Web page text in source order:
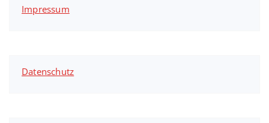
Impressum
Datenschutz